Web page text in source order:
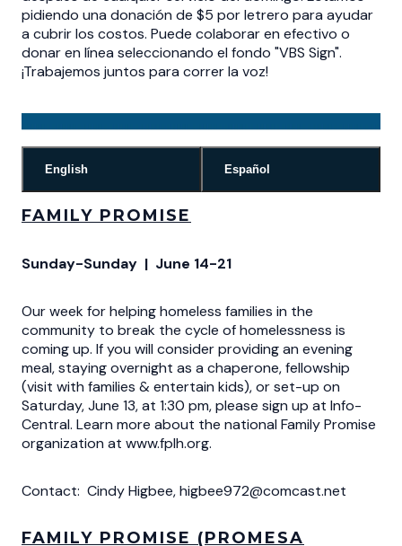
pidiendo una donación de $5 por letrero para ayudar
a cubrir los costos. Puede colaborar en efectivo o
donar en línea seleccionando el fondo "VBS Sign".
¡Trabajemos juntos para correr la voz!
English Español
FAMILY PROMISE
Sunday-Sunday | June 14-21
Our week for helping homeless families in the
community to break the cycle of homelessness is
coming up. If you will consider providing an evening
meal, staying overnight as a chaperone, fellowship
(visit with families & entertain kids), or set-up on
Saturday, June 13, at 1:30 pm, please sign up at Info-
Central. Learn more about the national Family Promise
organization at www.fplh.org.
Contact: Cindy Higbee, higbee972@comcast.net
FAMILY PROMISE (PROMESA